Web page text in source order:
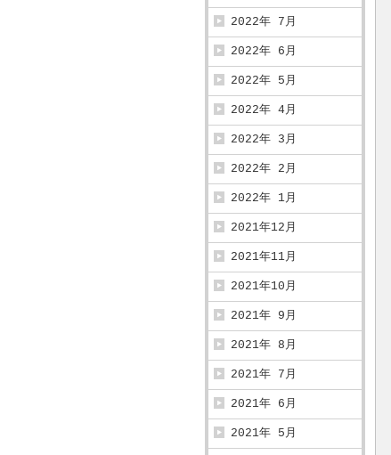
2022年 7月
2022年 6月
2022年 5月
2022年 4月
2022年 3月
2022年 2月
2022年 1月
2021年12月
2021年11月
2021年10月
2021年 9月
2021年 8月
2021年 7月
2021年 6月
2021年 5月